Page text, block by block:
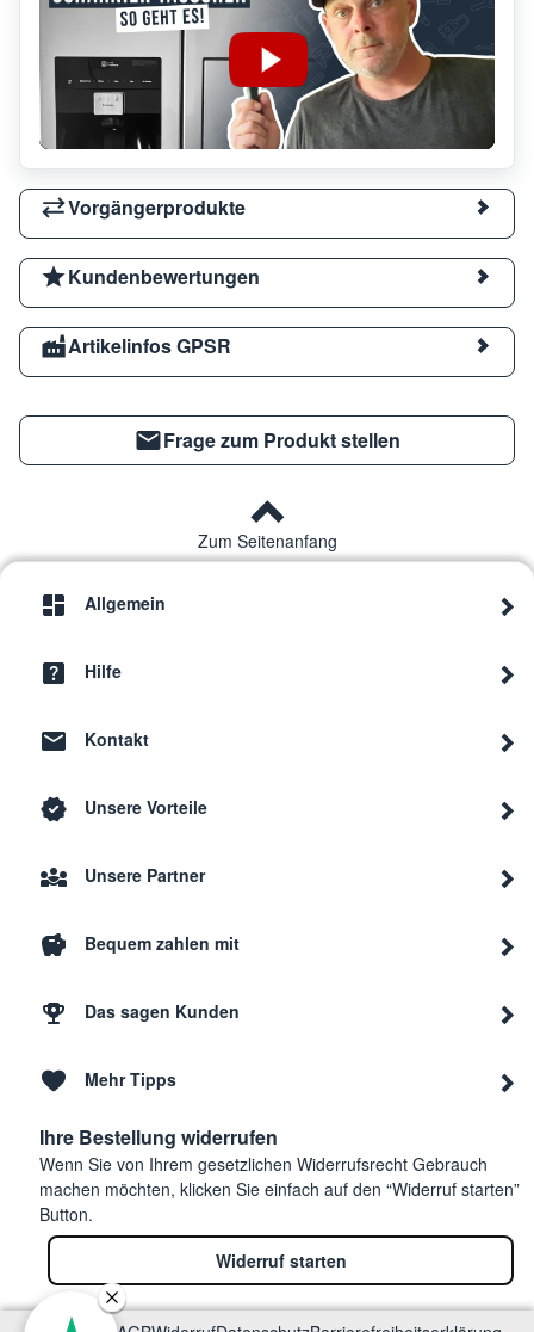
sie geöffnet wird.
Vorgängerprodukte
Kundenbewertungen
Artikelinfos GPSR
Frage zum Produkt stellen
Zum Seitenanfang
Allgemein
Hilfe
Kontakt
Unsere Vorteile
Unsere Partner
Bequem zahlen mit
Das sagen Kunden
Mehr Tipps
Ihre Bestellung widerrufen
Wenn Sie von Ihrem gesetzlichen Widerrufsrecht Gebrauch
machen möchten, klicken Sie einfach auf den “Widerruf starten”
Button.
Widerruf starten